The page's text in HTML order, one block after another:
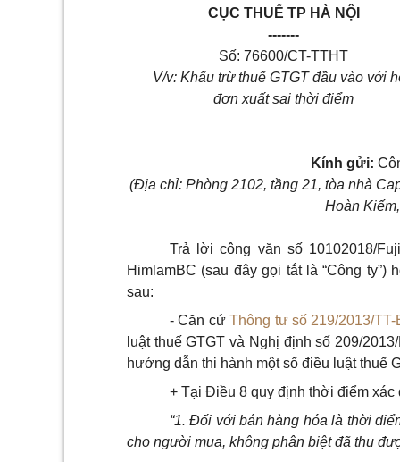
CỤC THUẾ TP HÀ NỘI
-------
Số:76600/CT-TTHT
V/v: Khấu trừ thuế GTGT đầu vào với
đơn xuất sai thời điểm
Kính gửi:
(Địa chỉ: Phòng 2102, tầng 21, tòa nhà
Hoàn
Trả lời công văn số 10102018/
HimlamBC (sau đây gọi tắt là “Công
sau:
- Căn cứThông tư số 219/2013/TT-
luật thuế GTGT và Nghị định số 209/
hướng dẫn thi hành một số điều luật thuế
+ Tại Điều 8 quy định thời điểm xác
“1. Đối với bán hàng hóa là thời
cho người mua, không phân biệt đã thu